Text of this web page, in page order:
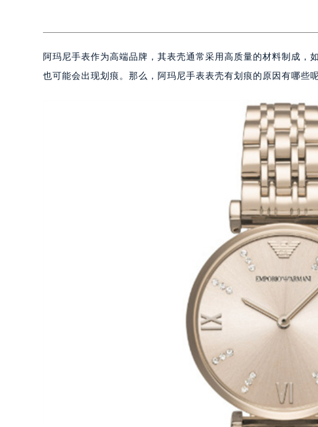
阿玛尼手表作为高端品牌，其表壳通常采用高质量的材料制成，
也可能会出现划痕。那么，阿玛尼手表表壳有划痕的原因有哪些